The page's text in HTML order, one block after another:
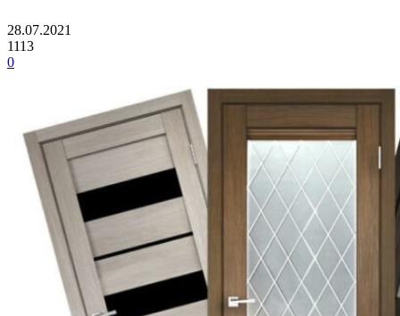
28.07.2021
1113
0